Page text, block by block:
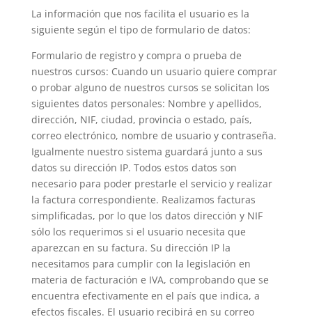
La información que nos facilita el usuario es la
siguiente según el tipo de formulario de datos:
Formulario de registro y compra o prueba de
nuestros cursos: Cuando un usuario quiere comprar
o probar alguno de nuestros cursos se solicitan los
siguientes datos personales: Nombre y apellidos,
dirección, NIF, ciudad, provincia o estado, país,
correo electrónico, nombre de usuario y contraseña.
Igualmente nuestro sistema guardará junto a sus
datos su dirección IP. Todos estos datos son
necesario para poder prestarle el servicio y realizar
la factura correspondiente. Realizamos facturas
simplificadas, por lo que los datos dirección y NIF
sólo los requerimos si el usuario necesita que
aparezcan en su factura. Su dirección IP la
necesitamos para cumplir con la legislación en
materia de facturación e IVA, comprobando que se
encuentra efectivamente en el país que indica, a
efectos fiscales. El usuario recibirá en su correo